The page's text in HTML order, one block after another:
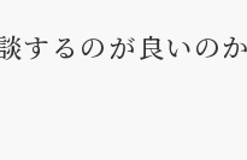
するのが良いの